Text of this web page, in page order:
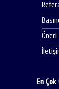
En